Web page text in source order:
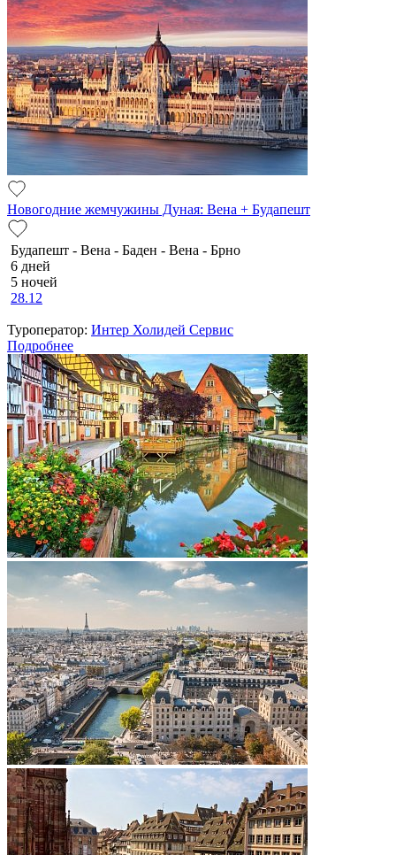
Новогодние жемчужины Дуная: Вена + Будапешт
Будапешт - Вена - Баден - Вена - Брно
6 дней
5 ночей
28.12
Туроператор: Интер Холидей Сервис
Подробнее